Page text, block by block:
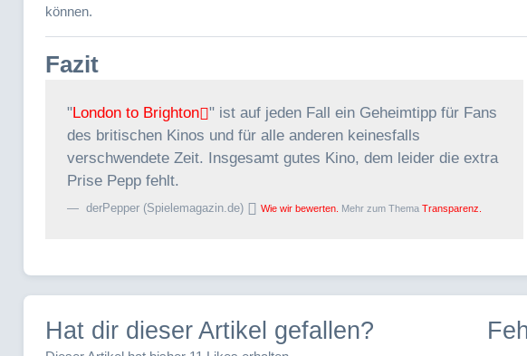
können.
Fazit
"London to Brighton " ist auf jeden Fall ein Geheimtipp für Fans
des britischen Kinos und für alle anderen keinesfalls
verschwendete Zeit. Insgesamt gutes Kino, dem leider die extra
Prise Pepp fehlt.
derPepper (Spielemagazin.de) Wie wir bewerten. Mehr zum Thema Transparenz.
Hat dir dieser Artikel gefallen?